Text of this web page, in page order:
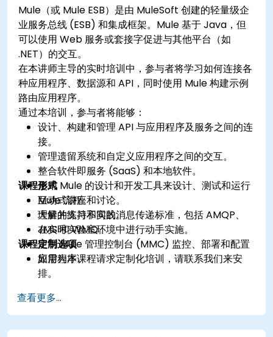
Mule（或 Mule ESB）是由 MuleSoft 创建的轻量级企
业服务总线 (ESB) 和集成框架。Mule 基于 Java，但
可以使用 Web 服务或套接字促进与其他平台（如
.NET）的交互。
在本讲师主导的实时培训中，参与者将学习如何连接各
种应用程序、数据源和 API，同时使用 Mule 构建示例
路由应用程序。
通过本培训，参与者将能够：
设计、构建和管理 API 与应用程序及服务之间的连
接。
管理遗留系统和自定义应用程序之间的交互。
整合软件即服务 (SaaS) 和本地软件。
使用 Mule 的设计和开发工具来设计、测试和运行
Mule 流程。
理解并支持不同的消息传递标准，包括 AMQP、
JMS 和 WMQ。
使用 Mule 管理控制台 (MMC) 监控、部署和配置
应用程序。
课程形式
互动式讲座和讨论。
大量的练习和实践。
在实时实验室环境中进行动手实施。
课程定制选项
如需为本课程请求定制化培训，请联系我们来安
排。
查看更多...